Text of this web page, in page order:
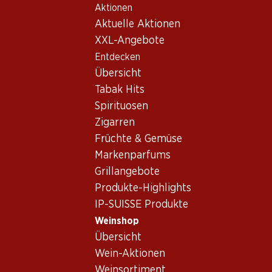
Aktionen
Aktuelle Aktionen
XXL-Angebote
Entdecken
Übersicht
Tabak Hits
Spirituosen
Zigarren
Früchte & Gemüse
Markenparfums
Grillangebote
Produkte-Highlights
IP-SUISSE Produkte
Weinshop
Übersicht
Wein-Aktionen
Wein/Champagner
Venetien
Casato Mastino Amarone della Valpolicella DOCG
Vorderseite Rückseite